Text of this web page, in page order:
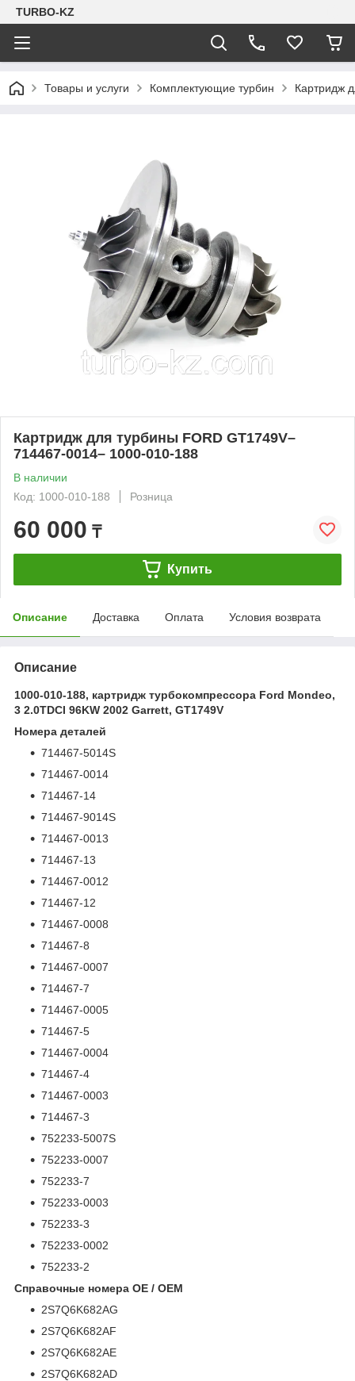
TURBO-KZ
Товары и услуги Комплектующие турбин Картридж
Картридж для турбины FORD GT1749V–
714467-0014– 1000-010-188
В наличии
Код: 1000-010-188
Розница
60 000 ₸
Купить
Описание Доставка Оплата Условия возврата
Описание
1000-010-188, картридж турбокомпрессора Ford Mondeo,
3 2.0TDCI 96KW 2002 Garrett, GT1749V
Номера деталей
714467-5014S
714467-0014
714467-14
714467-9014S
714467-0013
714467-13
714467-0012
714467-12
714467-0008
714467-8
714467-0007
714467-7
714467-0005
714467-5
714467-0004
714467-4
714467-0003
714467-3
752233-5007S
752233-0007
752233-7
752233-0003
752233-3
752233-0002
752233-2
Справочные номера OE / OEM
2S7Q6K682AG
2S7Q6K682AF
2S7Q6K682AE
2S7Q6K682AD